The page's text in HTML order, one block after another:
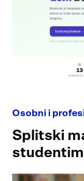
Osobni i
Splitski